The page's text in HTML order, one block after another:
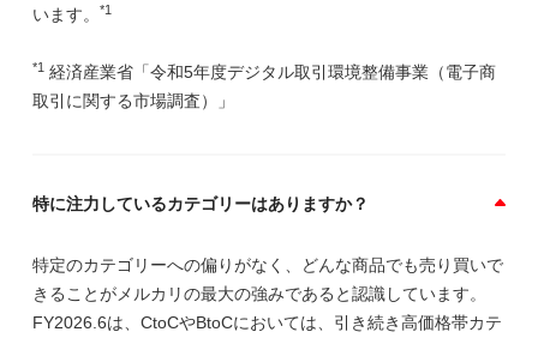
います。
*1
*1 経済産業省「令和5年度デジタル取引環境整備事業（電子商
取引に関する市場調査）」
特に注力しているカテゴリーはありますか？
特定のカテゴリーへの偏りがなく、どんな商品でも売り買いで
きることがメルカリの最大の強みであると認識しています。
FY2026.6は、CtoCやBtoCにおいては、引き続き高価格帯カテ